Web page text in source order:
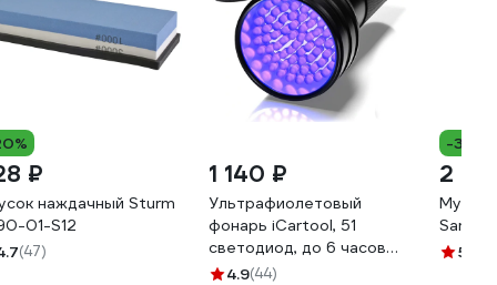
₽
наждачный Sturm
01-S12
(47)
1 140 ₽
Ультрафиолетовый
фонарь iCartool, 51
светодиод, до 6 часов
работы, длина волны 395
4.9(44)
-30%
2
Мусат
5